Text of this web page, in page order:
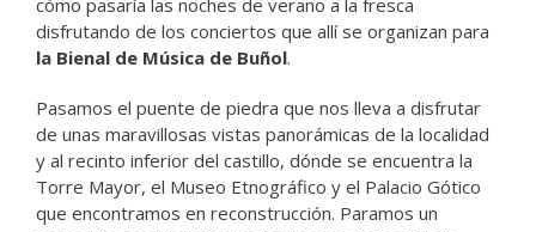
cómo pasaría las noches de verano a la fresca
disfrutando de los conciertos que allí se organizan para
la Bienal de Música de Buñol.
Pasamos el puente de piedra que nos lleva a disfrutar
de unas maravillosas vistas panorámicas de la localidad
y al recinto inferior del castillo, dónde se encuentra la
Torre Mayor, el Museo Etnográfico y el Palacio Gótico
que encontramos en reconstrucción. Paramos un